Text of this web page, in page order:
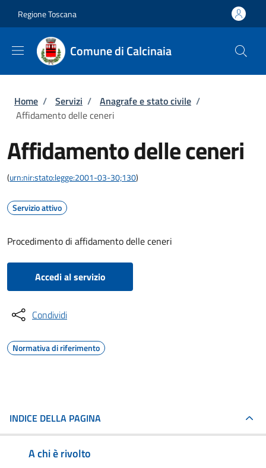
Regione Toscana
Comune di Calcinaia
Briciole di pane
Home / Servizi / Anagrafe e stato civile /
Affidamento delle ceneri
Affidamento delle ceneri
(urn:nir:stato:legge:2001-03-30;130)
Servizio attivo
Procedimento di affidamento delle ceneri
Accedi al servizio
Condividi
Normativa di riferimento
INDICE DELLA PAGINA
A chi è rivolto